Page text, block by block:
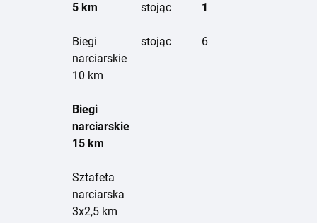
5 km
Biegi
narciarskie
10 km
Biegi
narciarskie
15 km
Sztafeta
narciarska
3x2,5 km
stojąc
stojąc
1
6